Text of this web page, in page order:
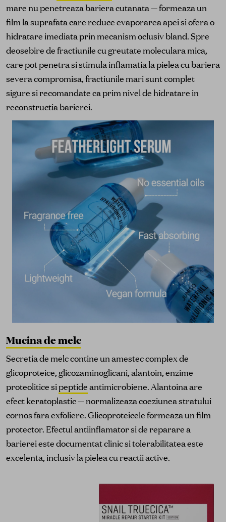
mare nu penetreaza bariera cutanata — formeaza un
film la suprafata care reduce evaporarea apei si ofera o
hidratare imediata prin mecanism oclusiv bland. Spre
deosebire de fractiunile cu greutate moleculara mica,
care pot penetra si stimula inflamatia la pielea cu bariera
severa compromisa, fractiunile mari sunt complet
sigure si recomandate ca prim nivel de hidratare in
reconstructia barierei.
Mucina de melc
Secretia de melc contine un amestec complex de
glicoproteice, glicozaminoglicani, alantoin, enzime
proteolitice sipeptideantimicrobiene. Alantoina are
efect keratoplastic — normalizeaza coeziunea stratului
cornos fara exfoliere. Glicoproteicele formeaza un film
protector. Efectul antiinflamator si de reparare a
barierei este documentat clinic si tolerabilitatea este
excelenta, inclusiv la pielea cu reactii active.